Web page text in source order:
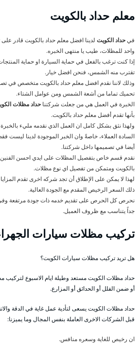
معلم حداد بالكويت
فيحداد الكويت لدينا افضل معلم حداد بالكويت قادر
واحد للمظلات، طيب يا منتهى الخبره.
إذا كنت ترغب بالفعل في حماية السيارة او حماية
تقترب منه الشمس، فنحن افضل خيار.
وذلك لاننا نقدم افضل معلم حداد بالكويت متخصص في
تحميك تماما من أشعة الشمس ومن عوامل الشتاء.
الخبرة في العمل هي من جعلت شركتنا حداد مظلات
بأنها تقدم أفضل معلم حداد بالكويت.
ولهذا نثق بشكل كامل ان العمل الذي نقدمه مليء
السادة العملاء، خاصةً وان الخبر الموجودة لدينا
أيضا في تصميمها داخل شركتنا.
نقدم قسم خاص بتفصيل المظلات على ايدي احسن
بالكويت ومتمكن من تفصيل اي نوع مظلات.
لهذا لا يمكن على الإطلاق أن تجد شركه اخرى تقدم
ذلك السعر الرخيص المقدم مع الجودة العالية.
نحرص كل الحرص على تقديم خدمه ذات جودة مرتفعة
جداً يتناسب مع ظروف العميل.
تركيب مظلات سيارات
هل تريد تركيب مظلات سيارات الكويت؟
حداد مظلات الكويت مستعد وطيلة ايام الاسبوع
أو ضمن الفلل أو الحدائق أو المزارع.
حداد مظلات الكويت يسعى لتأدية عمل غاية في الدقة
قبل الشركات الاخرى العاملة بنفس المجال وما يميزنا:
ان رخيص للغاية وسعره منافس.